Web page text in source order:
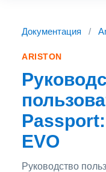
Документация /
ARISTON
EVO
Руководство